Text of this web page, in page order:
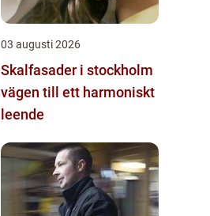
03 augusti 2026
Skalfasader i stockholm
vägen till ett harmoniskt
leende